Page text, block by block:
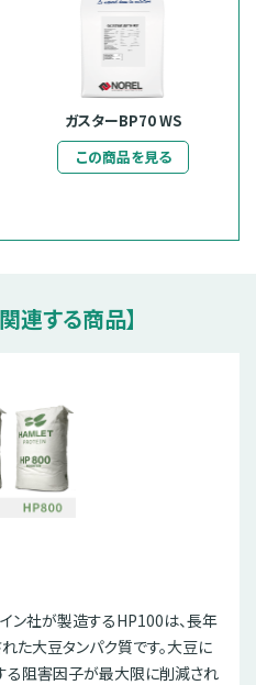
ガスターBP70 WS
この商品を見る
連する商品】
ン社が製造するHP100は、長年
た大豆タンパク質です。大豆に
阻害因子が最大限に削減され